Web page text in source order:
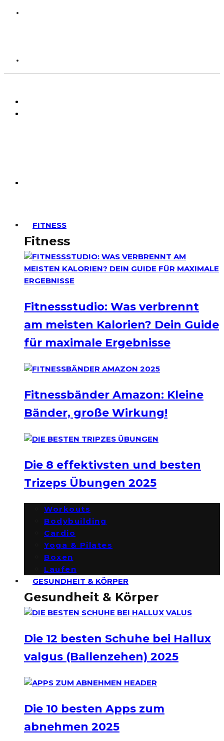
FITNESS
Fitness
Fitnessstudio: Was verbrennt
am meisten Kalorien? Dein Guide
für maximale Ergebnisse
Fitnessbänder Amazon: Kleine
Bänder, große Wirkung!
Die 8 effektivsten und besten
Trizeps Übungen 2025
Workouts
Bodybuilding
Cardio
Yoga & Pilates
Boxen
Laufen
GESUNDHEIT & KÖRPER
Gesundheit & Körper
Die 12 besten Schuhe bei Hallux
valgus (Ballenzehen) 2025
Die 10 besten Apps zum
abnehmen 2025